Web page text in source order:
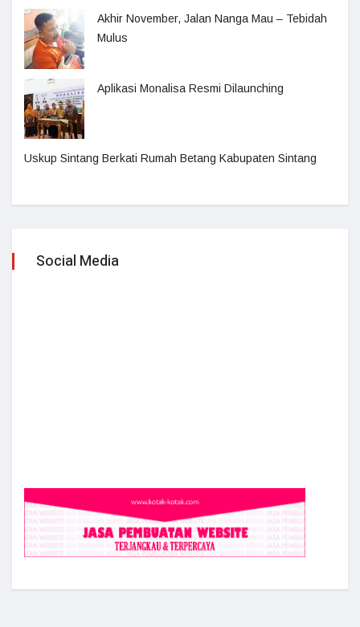
Akhir November, Jalan Nanga Mau – Tebidah
Mulus
Aplikasi Monalisa Resmi Dilaunching
Uskup Sintang Berkati Rumah Betang Kabupaten Sintang
Social Media